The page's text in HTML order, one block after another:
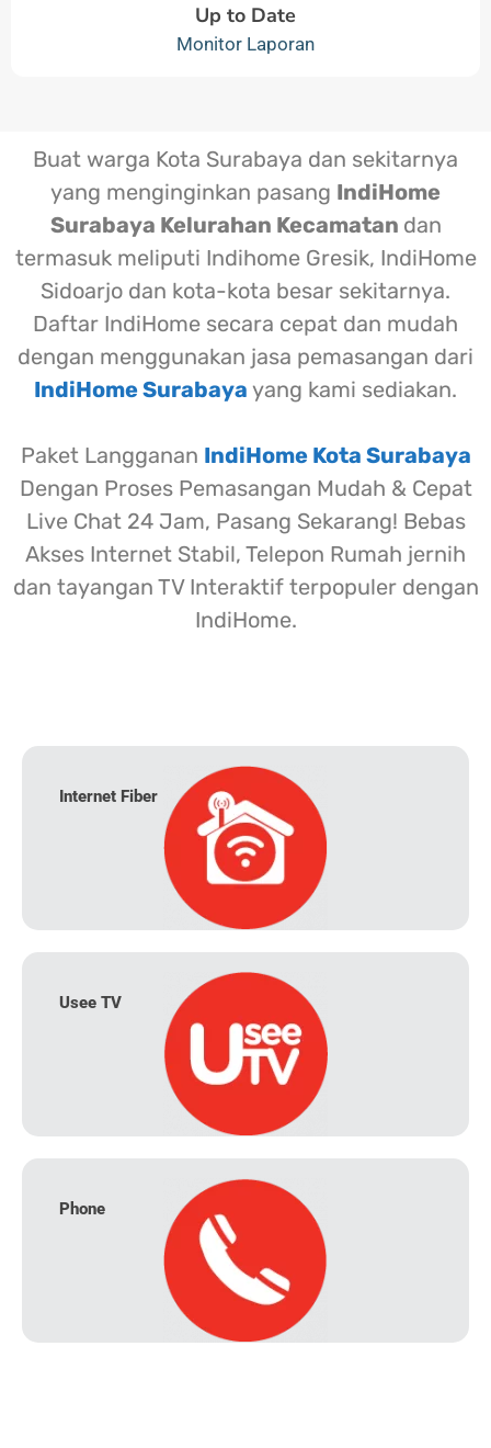
Up to Date
Monitor Laporan
Buat warga Kota Surabaya dan sekitarnya
yang menginginkan pasang IndiHome
Surabaya Kelurahan Kecamatan dan
termasuk meliputi Indihome Gresik, IndiHome
Sidoarjo dan kota-kota besar sekitarnya.
Daftar IndiHome secara cepat dan mudah
dengan menggunakan jasa pemasangan dari
IndiHome Surabaya yang kami sediakan.
Paket Langganan IndiHome Kota Surabaya
Dengan Proses Pemasangan Mudah & Cepat
Live Chat 24 Jam, Pasang Sekarang! Bebas
Akses Internet Stabil, Telepon Rumah jernih
dan tayangan TV Interaktif terpopuler dengan
IndiHome.
Internet Fiber
Usee TV
Phone